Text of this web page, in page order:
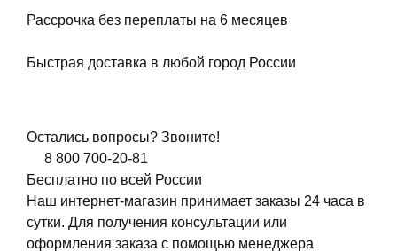
Рассрочка без переплаты на 6 месяцев
Быстрая доставка в любой город России
Остались вопросы? Звоните!
8 800 700-20-81
Бесплатно по всей России
Наш интернет-магазин принимает заказы 24 часа в
сутки. Для получения консультации или
оформления заказа с помощью менеджера